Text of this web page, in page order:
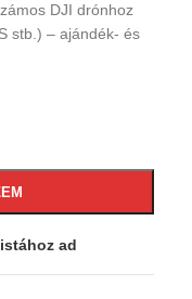
DJI drónhoz
stb.) – ajándék- és
ad